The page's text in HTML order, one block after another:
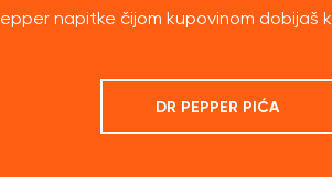
napitke čijom kupovinom dobijaš
DR PEPPER PIĆA